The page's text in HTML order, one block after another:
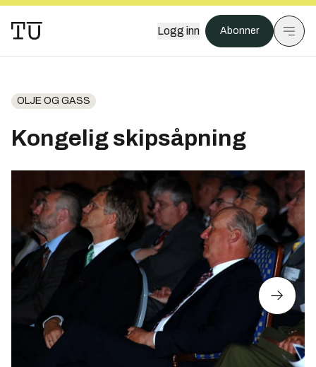
Logg inn Abonner
OLJE OG GASS
Kongelig skipsåpning